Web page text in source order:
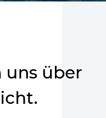
uns über